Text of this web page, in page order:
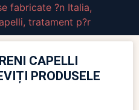
fabricate ?n Italia,
, tratament p?r
CAPELLI
PRODUSELE